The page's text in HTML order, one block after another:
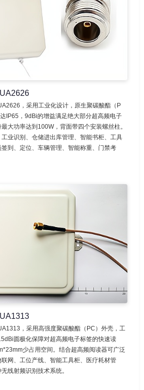
，采用工业化设计，原生聚碳酸酯（P
IP65，9dBi的增益满足绝大部分超高频电子
大功率达到100W，背面带四个安装螺丝柱。
业识别、仓储进出库管理、智能书柜、工具
到、定位、车辆管理、智能称重、门禁考
，采用高强度聚碳酸酯（PC）外壳，工
圆极化保障对超高频电子标签的快速读
少占用空间。结合超高频阅读器可广泛
网、工位产线、智能工具柜、医疗耗材管
线射频识别技术系统。